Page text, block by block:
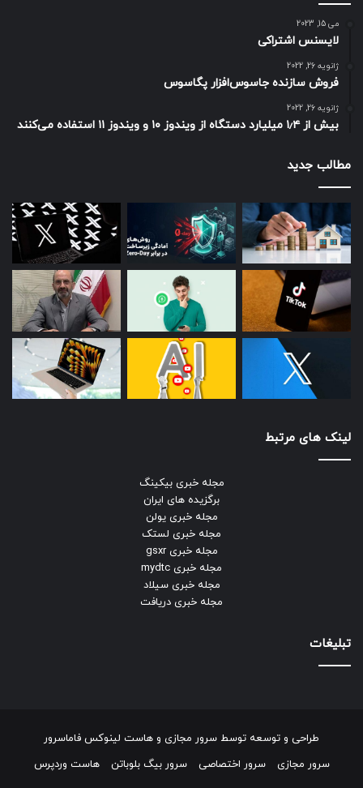
می 15, 2023
لایسنس اشتراکی
ژانویه 26, 2022
فروش سازنده جاسوس‌افزار پگاسوس
ژانویه 26, 2022
بیش از ۱٫۴ میلیارد دستگاه از ویندوز ۱۰ و ویندوز ۱۱ استفاده می‌کنند
مطالب جدید
لینک های مرتبط
مجله خبری بیکینگ
برگزیده های ایران
مجله خبری یولن
مجله خبری لستک
مجله خبری gsxr
مجله خبری mydtc
مجله خبری سیلاد
مجله خبری دریافت
تبلیغات
طراحی و توسعه توسط سرور مجازی و هاست لینوکس فاماسرور
سرور مجازی
سرور اختصاصی سرور بیگ بلوباتن هاست وردپرس